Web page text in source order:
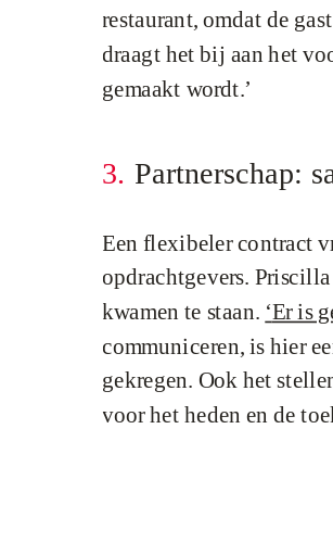
restaurant, omdat de
draagt het bij aan het
gemaakt wordt.’
3. Partnerschap:
Een flexibeler contract
opdrachtgevers.
kwamen te staan. ‘Er is
communiceren, is hier
gekregen. Ook het
voor het heden en de